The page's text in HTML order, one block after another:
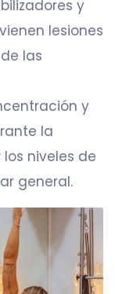
y
lesiones
las
y
la
niveles de
general.​